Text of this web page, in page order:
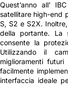
Quest’anno all’
satellitare high-end
S, S2 e S2X.
della portante. La
consente la
Utilizzando il
miglioramenti
facilmente
interfaccia ideale